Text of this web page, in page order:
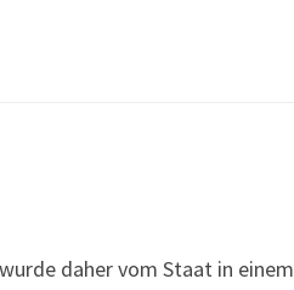
daher vom Staat in einem